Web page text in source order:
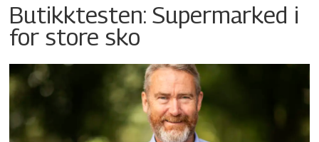
Butikktesten: Supermarked i
for store sko